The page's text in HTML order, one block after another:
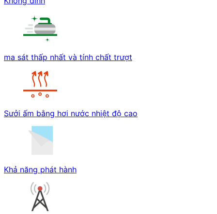
ma sát thấp nhất và tính chất trượt
Sưởi ấm bằng hơi nước nhiệt độ cao
Khả năng phát hành